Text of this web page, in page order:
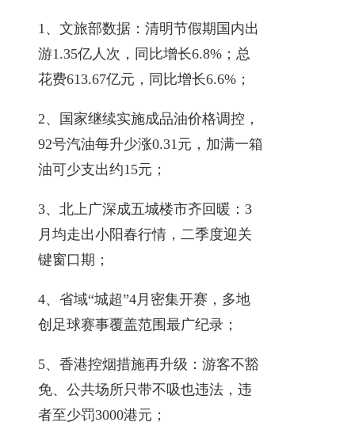
1、文旅部数据：清明节假期国内出
游1.35亿人次，同比增长6.8%；总
花费613.67亿元，同比增长6.6%；
2、国家继续实施成品油价格调控，
92号汽油每升少涨0.31元，加满一箱
油可少支出约15元；
3、北上广深成五城楼市齐回暖：3
月均走出小阳春行情，二季度迎关
键窗口期；
4、省域“城超”4月密集开赛，多地
创足球赛事覆盖范围最广纪录；
5、香港控烟措施再升级：游客不豁
免、公共场所只带不吸也违法，违
者至少罚3000港元；